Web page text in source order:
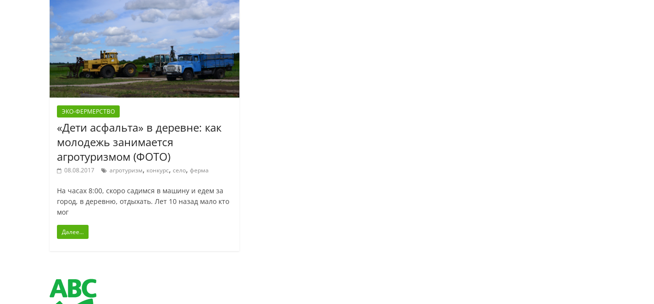
ЭКО-ФЕРМЕРСТВО
«Дети асфальта» в деревне: как
молодежь занимается
агротуризмом (ФОТО)
08.08.2017 агротуризм, конкурс, село, ферма
На часах 8:00, скоро садимся в машину и едем за
город, в деревню, отдыхать. Лет 10 назад мало кто
мог
Далее...